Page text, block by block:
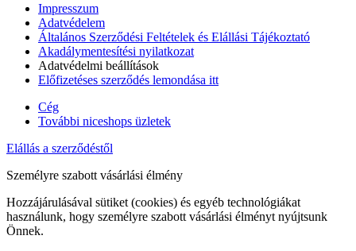
Impresszum
Adatvédelem
Általános Szerződési Feltételek és Elállási Tájékoztató
Akadálymentesítési nyilatkozat
Adatvédelmi beállítások
Előfizetéses szerződés lemondása itt
Cég
További niceshops üzletek
Elállás a szerződéstől
Személyre szabott vásárlási élmény
Hozzájárulásával sütiket (cookies) és egyéb technológiákat
használunk, hogy személyre szabott vásárlási élményt nyújtsunk
Önnek.